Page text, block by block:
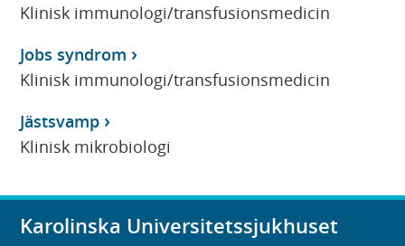
Klinisk immunologi/transfusionsmedicin
Jobs syndrom
Klinisk immunologi/transfusionsmedicin
Jästsvamp
Klinisk mikrobiologi
Karolinska Universitetssjukhuset